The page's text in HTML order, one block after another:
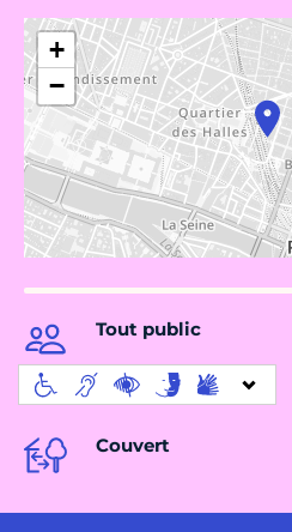
+
−
Tout public
Couvert